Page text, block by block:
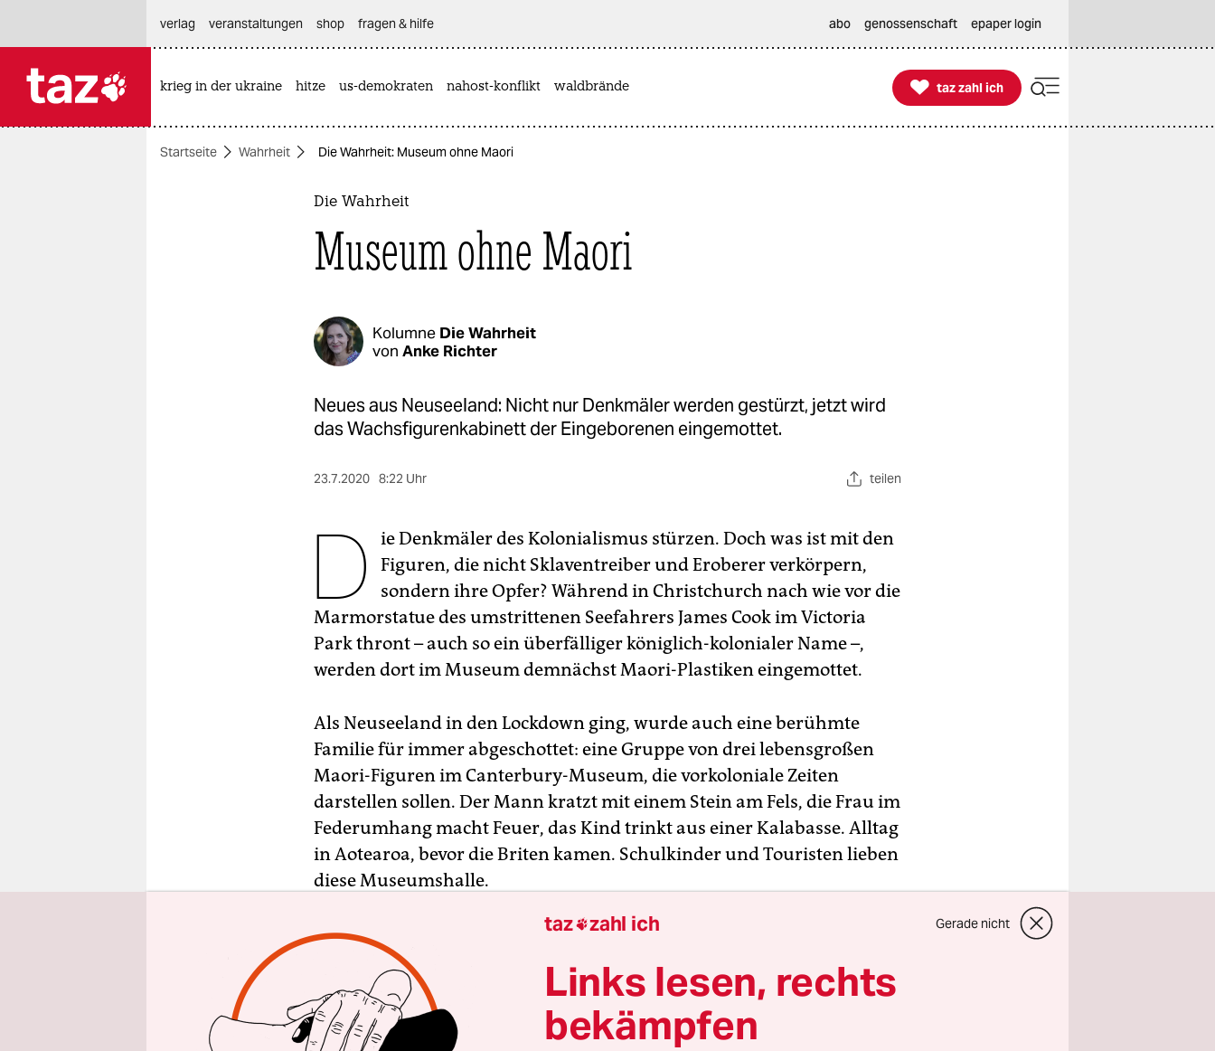
themen
verlag
veranstaltungen shop fragen & hilfe abo genossenschaft epaper login
krieg in der ukraine hitze us-demokraten nahost-konflikt waldbrände 
taz zahl ich
taz zahl ich
Startseite Wahrheit Die Wahrheit: Museum ohne Maori
Die Wahrheit
Museum ohne Maori
Kolumne Die Wahrheit
von Anke Richter
Neues aus Neuseeland: Nicht nur Denkmäler werden gestürzt, jetzt wird
das Wachsfigurenkabinett der Eingeborenen eingemottet.
23.7.2020 8:22 Uhr teilen
D
ie Denkmäler des Kolonialismus stürzen. Doch was ist mit den
Figuren, die nicht Sklaventreiber und Eroberer verkörpern,
sondern ihre Opfer? Während in Christchurch nach wie vor die
Marmorstatue des umstrittenen Seefahrers James Cook im Victoria
Park thront – auch so ein überfälliger königlich-kolonialer Name –,
werden dort im Museum demnächst Maori-Plastiken eingemottet.
Als Neuseeland in den Lockdown ging, wurde auch eine berühmte
Familie für immer abgeschottet: eine Gruppe von drei lebensgroßen
Maori-Figuren im Canterbury-Museum, die vorkoloniale Zeiten
darstellen sollen. Der Mann kratzt mit einem Stein am Fels, die Frau im
Federumhang macht Feuer, das Kind trinkt aus einer Kalabasse. Alltag
in Aotearoa, bevor die Briten kamen. Schulkinder und Touristen lieben
diese Museumshalle.
taz zahl ich Gerade nicht
Links lesen, rechts
bekämpfen